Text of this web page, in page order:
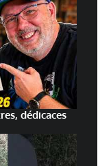
dédicaces